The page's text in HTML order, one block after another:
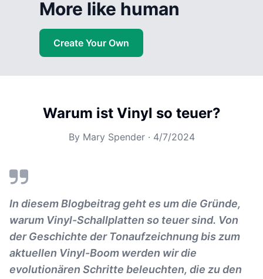
More like human
Create Your Own
Warum ist Vinyl so teuer?
By Mary Spender· 4/7/2024
In diesem Blogbeitrag geht es um die Gründe,
warum Vinyl-Schallplatten so teuer sind. Von
der Geschichte der Tonaufzeichnung bis zum
aktuellen Vinyl-Boom werden wir die
evolutionären Schritte beleuchten, die zu den